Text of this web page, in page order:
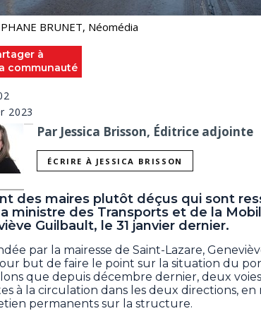
BRUNET, Néomédia
à
communauté
2023
Par Jessica Brisson, Éditrice adjointe
ÉCRIRE À JESSICA BRISSON
des maires plutôt déçus qui sont
ministre des Transports et de la
Guilbault, le 31 janvier dernier.
par la mairesse de Saint-Lazare,
but de faire le point sur la situation du
que depuis décembre dernier, deux
à la circulation dans les deux directions, en
permanents sur la structure.